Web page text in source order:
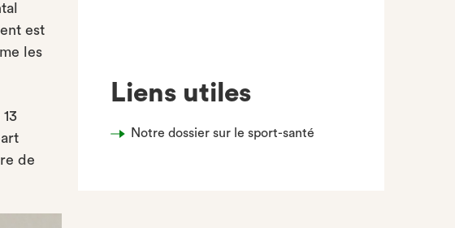
est
les
de
Liens utiles
Notre dossier sur le sport-santé